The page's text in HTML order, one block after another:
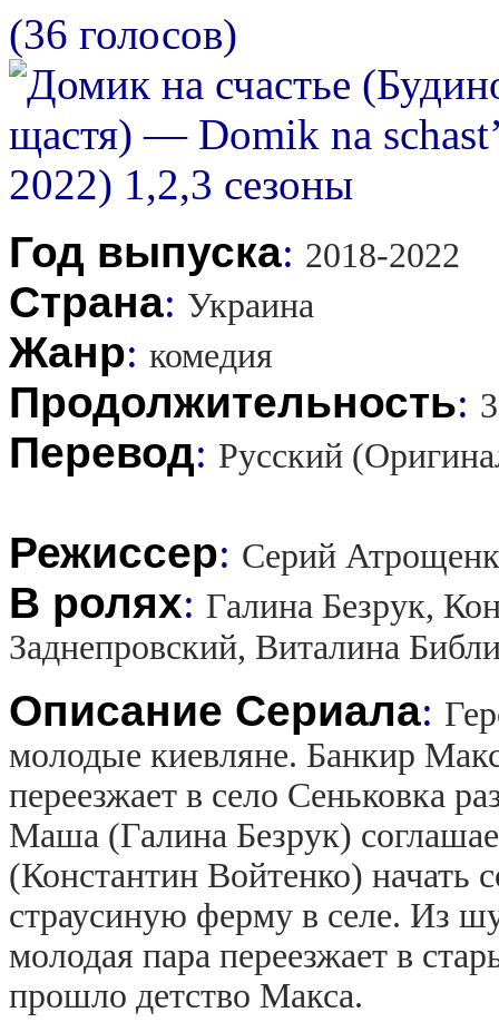
(36 голосов)
Год выпуска: 2018-2022
Страна: Украина
Жанр: комедия
Продолжительность:
Перевод: Русский
Режиссер: Серий
В ролях: Галина Безрук,
Заднепровский, Виталина
Описание Сериала:
молодые киевляне. Банкир
переезжает в село Сеньковка
Маша (Галина Безрук)
(Константин Войтенко) начать
страусиную ферму в селе. Из
молодая пара переезжает в
прошло детство Макса.